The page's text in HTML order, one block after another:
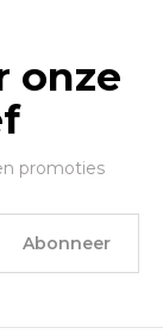
onze
promoties
Abonneer